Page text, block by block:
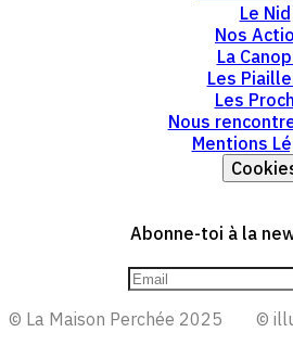
Le Nid
Nos
La
Les
Les
Nous
Mentions
Abonne-toi à la
© La Maison Perchée 2025 ©